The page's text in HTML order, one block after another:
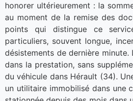
honorer ultérieurement : la
au moment de la remise des
points qui distingue ce
particuliers, souvent longue,
désistements de dernière
dans la prestation, sans
du véhicule dans Hérault (34).
un utilitaire immobilisé dans une